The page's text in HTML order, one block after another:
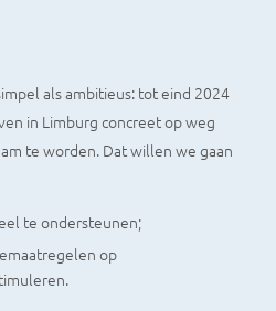
als ambitieus: tot eind 2024
in Limburg concreet op weg
te worden. Dat willen we gaan
te ondersteunen;
op